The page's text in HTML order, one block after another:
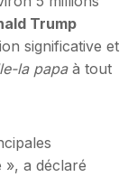
Trump
significative et
la papaà tout
», a déclaré